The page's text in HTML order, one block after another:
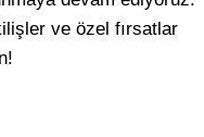
ve özel fırsatlar